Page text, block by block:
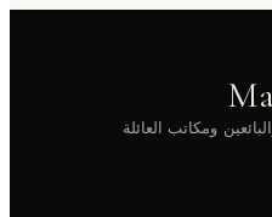
ومكاتب العائلة